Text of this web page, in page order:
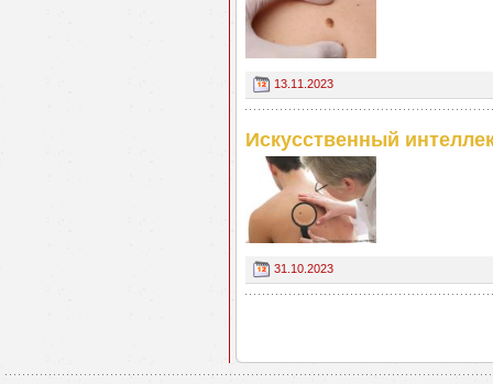
13.11.2023
Искусственный
31.10.2023